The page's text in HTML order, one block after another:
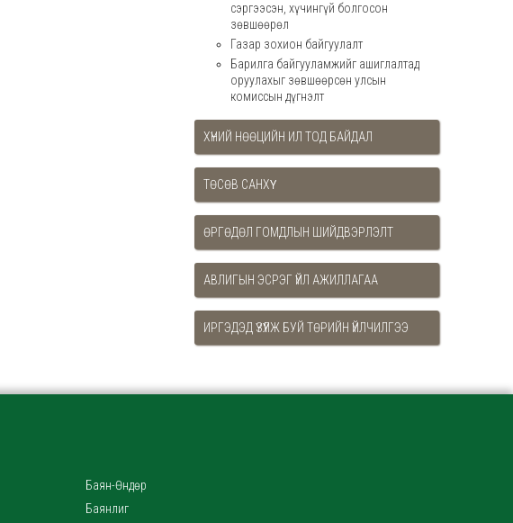
сэргээсэн, хүчингүй болгосон
зөвшөөрөл
Газар зохион байгуулалт
Барилга байгууламжийг ашиглалтад
оруулахыг зөвшөөрсөн улсын
комиссын дүгнэлт
ХҮНИЙ НӨӨЦИЙН ИЛ ТОД БАЙДАЛ
ТӨСӨВ САНХҮҮ
ӨРГӨДӨЛ ГОМДЛЫН ШИЙДВЭРЛЭЛТ
АВЛИГЫН ЭСРЭГ ҮЙЛ АЖИЛЛАГАА
ИРГЭДЭД ҮЗҮҮЛЖ БУЙ ТӨРИЙН ҮЙЛЧИЛГЭЭ
Баян-Өндөр
Баянлиг